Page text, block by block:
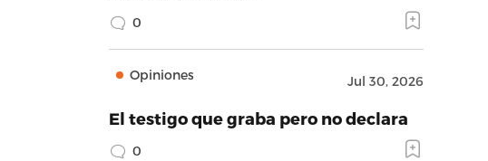
0
Opiniones Jul 30, 2026
El testigo que graba pero no declara
0